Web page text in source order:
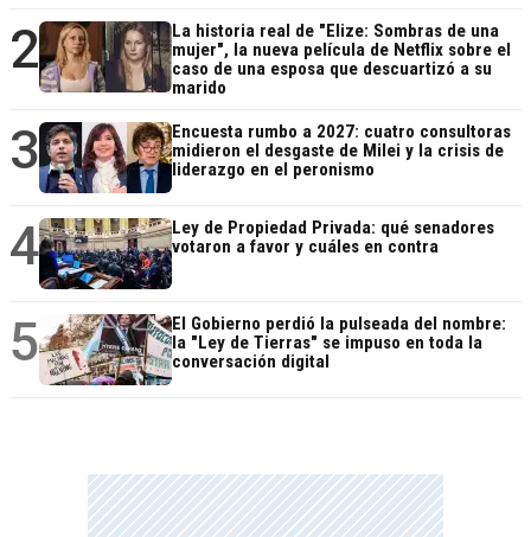
2
La historia real de "Elize: Sombras de una
mujer", la nueva película de Netflix sobre el
caso de una esposa que descuartizó a su
marido
3
Encuesta rumbo a 2027: cuatro consultoras
midieron el desgaste de Milei y la crisis de
liderazgo en el peronismo
4
Ley de Propiedad Privada: qué senadores
votaron a favor y cuáles en contra
5
El Gobierno perdió la pulseada del nombre:
la "Ley de Tierras" se impuso en toda la
conversación digital